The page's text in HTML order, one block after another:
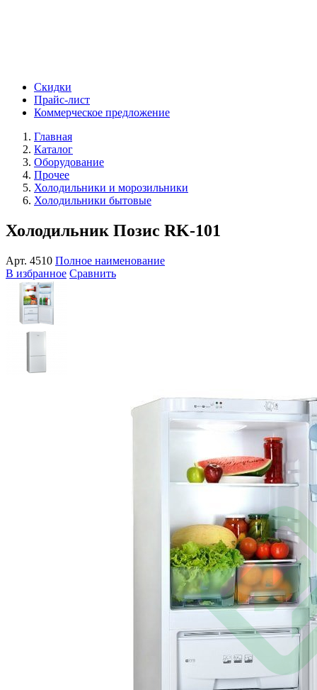
Скидки
Прайс-лист
Коммерческое предложение
Главная
Каталог
Оборудование
Прочее
Холодильники и морозильники
Холодильники бытовые
Холодильник Позис RK-101
Арт. 4510 Полное наименование
В избранное Сравнить